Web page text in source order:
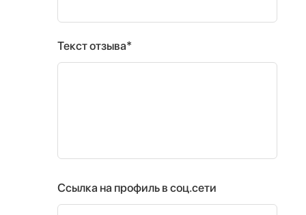
Текст отзыва*
Ссылка на профиль в соц.сети